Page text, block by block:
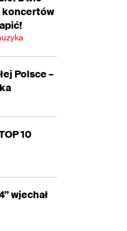
Polsce –
10
wjechał